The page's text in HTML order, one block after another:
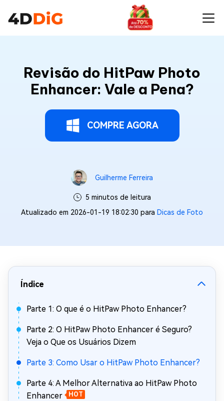
Revisão do HitPaw Photo
Enhancer: Vale a Pena?
COMPRE AGORA
Guilherme Ferreira
5 minutos de leitura
Atualizado em 2026-01-19 18:02:30 para Dicas de Foto
Índice
Parte 1: O que é o HitPaw Photo Enhancer?
Parte 2: O HitPaw Photo Enhancer é Seguro?
Veja o Que os Usuários Dizem
Parte 3: Como Usar o HitPaw Photo Enhancer?
Parte 4: A Melhor Alternativa ao HitPaw Photo
Enhancer
HOT